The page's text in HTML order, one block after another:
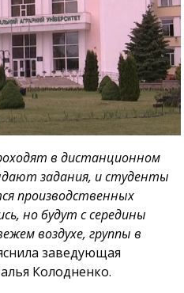
в дистанционном
задания, и студенты
производственных
но будут с середины
воздухе, группы в
заведующая
Колодненко.